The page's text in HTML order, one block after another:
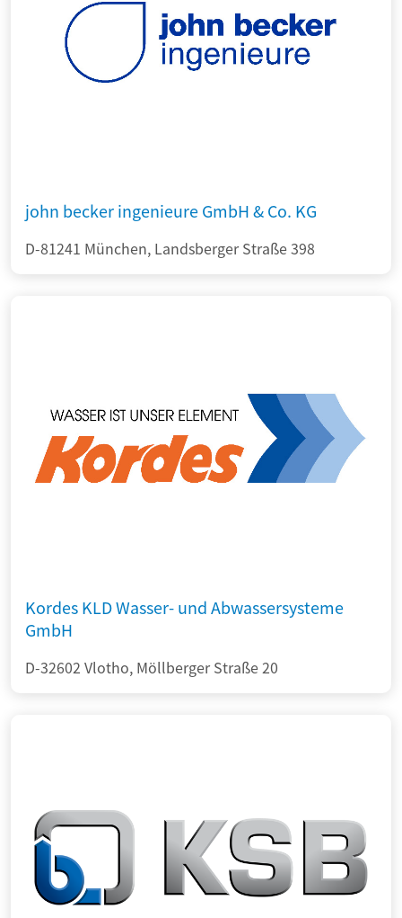
john becker ingenieure GmbH & Co. KG
D-81241 München, Landsberger Straße 398
Kordes KLD Wasser- und Abwassersysteme
GmbH
D-32602 Vlotho, Möllberger Straße 20